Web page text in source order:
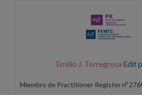
Emilio J. Torregrosa Edit
Miembro de Practitioner Register nº